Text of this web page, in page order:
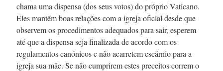
chama uma dispensa (dos seus votos) do próprio Vaticano.
Eles mantêm boas relações com a igreja oficial desde que
observem os procedimentos adequados para sair, esperem
até que a dispensa seja finalizada de acordo com os
regulamentos canónicos e não acarretem escárnio para a
igreja sua mãe. Se não cumprirem estes preceitos correm o